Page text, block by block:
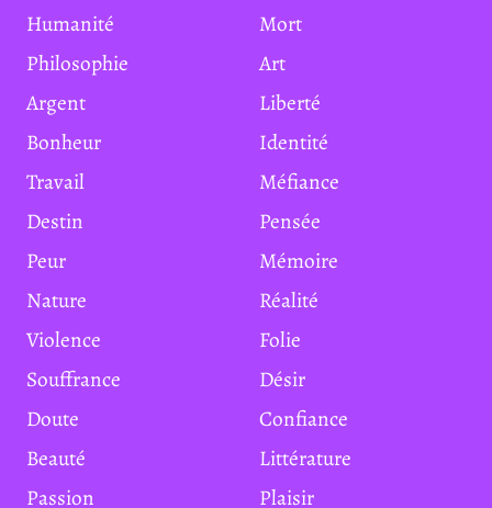
Humanité
Mort
Philosophie
Art
Argent
Liberté
Bonheur
Identité
Travail
Méfiance
Destin
Pensée
Peur
Mémoire
Nature
Réalité
Violence
Folie
Souffrance
Désir
Doute
Confiance
Beauté
Littérature
Passion
Plaisir